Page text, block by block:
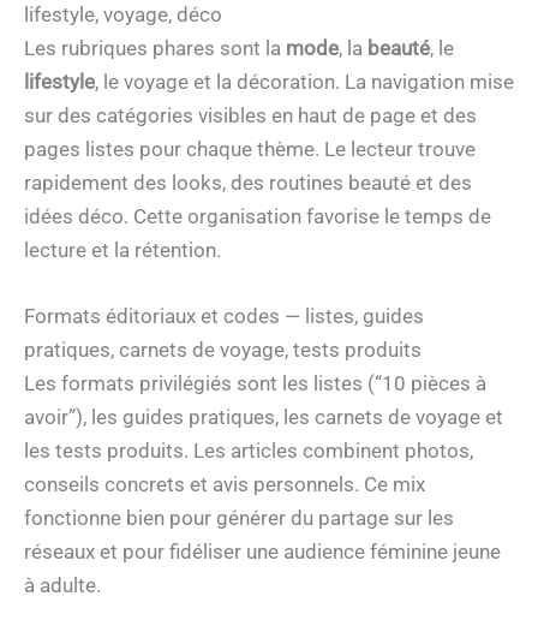
lifestyle, voyage, déco
Les rubriques phares sont la mode, la beauté, le
lifestyle, le voyage et la décoration. La navigation mise
sur des catégories visibles en haut de page et des
pages listes pour chaque thème. Le lecteur trouve
rapidement des looks, des routines beauté et des
idées déco. Cette organisation favorise le temps de
lecture et la rétention.
Formats éditoriaux et codes — listes, guides
pratiques, carnets de voyage, tests produits
Les formats privilégiés sont les listes (“10 pièces à
avoir”), les guides pratiques, les carnets de voyage et
les tests produits. Les articles combinent photos,
conseils concrets et avis personnels. Ce mix
fonctionne bien pour générer du partage sur les
réseaux et pour fidéliser une audience féminine jeune
à adulte.